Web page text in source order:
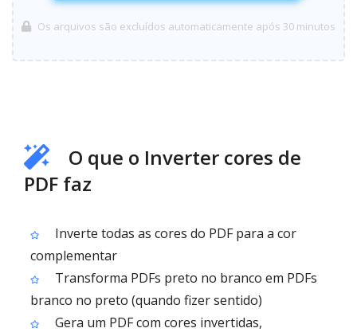
Os arquivos são excluídos automaticamente após 30 minutos
O que o Inverter cores de
PDF faz
Inverte todas as cores do PDF para a cor
complementar
Transforma PDFs preto no branco em PDFs
branco no preto (quando fizer sentido)
Gera um PDF com cores invertidas,